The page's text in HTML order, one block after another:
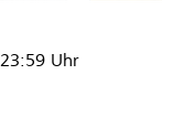
23:59 Uhr